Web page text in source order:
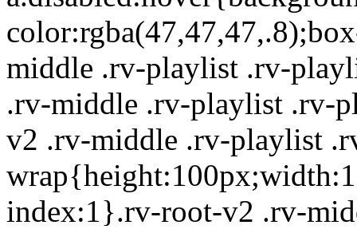
middle .rv-playlist .rv-
.rv-middle .rv-playlist .rv-
v2 .rv-middle .rv-playlist
index:1}.rv-root-v2 .rv-